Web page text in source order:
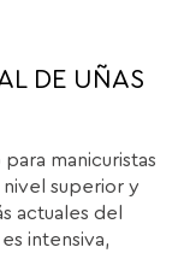
DE UÑAS
manicuristas
nivel superior y
actuales del
intensiva,